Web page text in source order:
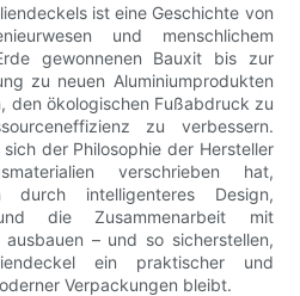
ist eine Geschichte von
und menschlichem
gewonnenen Bauxit bis zur
zu neuen Aluminiumprodukten
den ökologischen Fußabdruck zu
zu verbessern.
sich der Philosophie der Hersteller
verschrieben hat,
durch intelligenteres Design,
die Zusammenarbeit mit
– und so sicherstellen,
ein praktischer und
Verpackungen bleibt.